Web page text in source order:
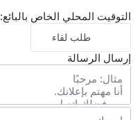
التوقيت المحلي الخاص بالبائع: 17:27 (CEST)
طلب لقاء
إرسال الرسالة